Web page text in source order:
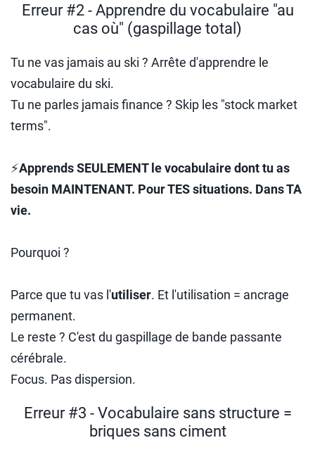
Erreur #2 - Apprendre du vocabulaire "au
cas où" (gaspillage total)
Tu ne vas jamais au ski ? Arrête d'apprendre le
vocabulaire du ski.
Tu ne parles jamais finance ? Skip les "stock market
terms".
⚡Apprends SEULEMENT le vocabulaire dont tu as
besoin MAINTENANT. Pour TES situations. Dans TA
vie.
Pourquoi ?
Parce que tu vas l'utiliser. Et l'utilisation = ancrage
permanent.
Le reste ? C'est du gaspillage de bande passante
cérébrale.
Focus. Pas dispersion.
Erreur #3 - Vocabulaire sans structure =
briques sans ciment